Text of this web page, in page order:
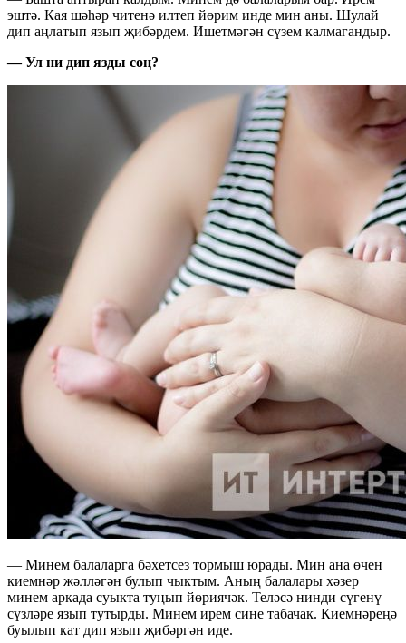
эштә. Кая шәһәр читенә илтеп йөрим инде мин аны. Шулай
дип аңлатып язып җибәрдем. Ишетмәгән сүзем калмагандыр.
— Ул ни дип язды соң?
— Минем балаларга бәхетсез тормыш юрады. Мин ана өчен
киемнәр жәлләгән булып чыктым. Аның балалары хәзер
минем аркада суыкта туңып йөриячәк. Теләсә нинди сүгенү
сүзләре язып тутырды. Минем ирем сине табачак. Киемнәреңә
буылып кат дип язып җибәргән иде.